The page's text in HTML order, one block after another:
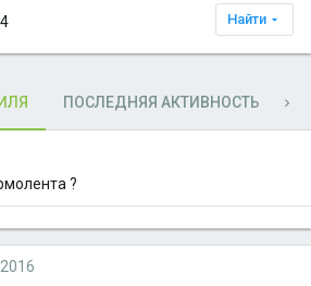
Найти
ПОСЛЕДНЯЯ АКТИВНОСТЬ
?